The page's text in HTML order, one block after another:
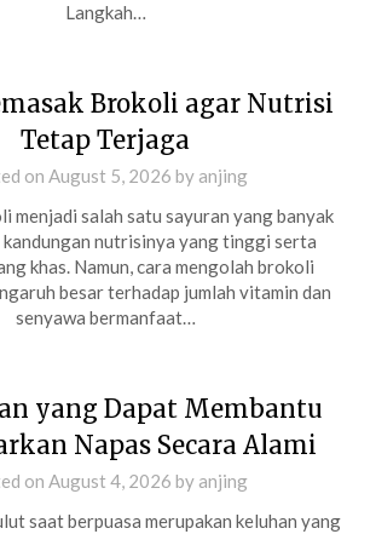
Langkah…
Brokoli agar Nutrisi
Tetap Terjaga
on August 5, 2026 by anjing
menjadi salah satu sayuran yang banyak
nutrisinya yang tinggi serta
khas. Namun, cara mengolah brokoli
besar terhadap jumlah vitamin dan
senyawa bermanfaat…
yang Dapat Membantu
Napas Secara Alami
on August 4, 2026 by anjing
saat berpuasa merupakan keluhan yang